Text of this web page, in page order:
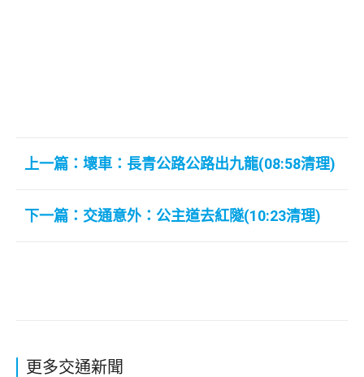
上一篇：壞車：長青公路公路出九龍(08:58清理)
下一篇：交通意外：公主道去紅隧(10:23清理)
更多交通新聞